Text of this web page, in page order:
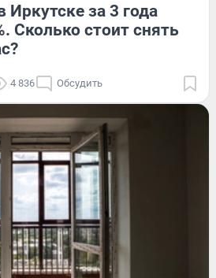
за 3 года
Сколько стоит снять
4 836 Обсудить